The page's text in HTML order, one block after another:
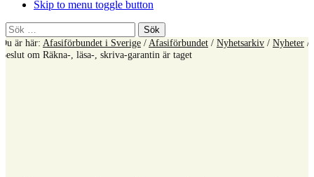
Skip to menu toggle button
Sök
efter:
Du är här: Afasiförbundet i Sverige /Afasiförbundet / Nyhetsarkiv / Nyheter /
Beslut om Räkna-, läsa-, skriva-garantin är taget